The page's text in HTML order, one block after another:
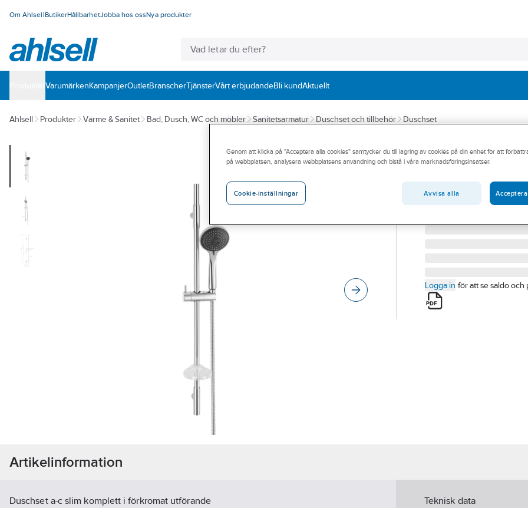
Om AhlsellButikerHållbarhetJobba hos ossNya produkter
VarumärkenKampanjerOutletBranscherTjänsterVårt erbjudandeBli kundAktuellt
Ahlsell Produkter Värme & Sanitet Bad, Dusch, WC och möbler Sanitetsarmatur Duschset och tillbehör Duschset
A-COLLECTION
Duschset Slim
A-COLLECTION
Artikelnummer:
8320396
TB2183140CP
Logga in för att se saldo och
Artikelinformation
Duschset a-c slim komplett i förkromat utförande
Teknisk data
Genom att klicka på "Acceptera alla cookies" samtycker du till lagring av cookies på din enhet för att
på webbplatsen, analysera webbplatsens användning och bistå i våra marknadsföringsinsatser.
Cookie-inställningar Avvisa alla